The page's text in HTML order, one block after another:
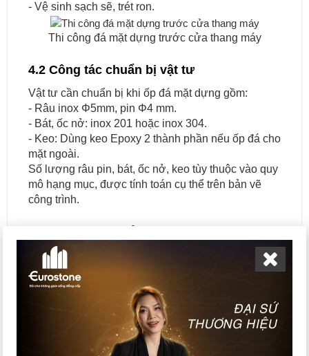
- Vệ sinh sạch sẽ, trét ron.
Thi công đá mặt dựng trước cửa thang máy
4.2 Công tác chuẩn bị vật tư
Vật tư cần chuẩn bị khi ốp đá mặt dựng gồm:
- Râu inox Φ5mm, pin Φ4 mm.
- Bát, ốc nở: inox 201 hoặc inox 304.
- Keo: Dùng keo Epoxy 2 thành phần nếu ốp đá cho
mặt ngoài.
Số lượng râu pin, bát, ốc nở, keo tùy thuộc vào quy
mô hạng mục, được tính toán cụ thể trên bản vẽ
công trình.
cụ
Việc thi công ốp đá mặt dựng thường được tiến
hành trên cao. Do đó, các dụng cụ thi công cần
được chuẩn bị kỹ càng và đầy đủ, nếu không sẽ
gây mất thời gian và an toàn vì phải leo lên leo